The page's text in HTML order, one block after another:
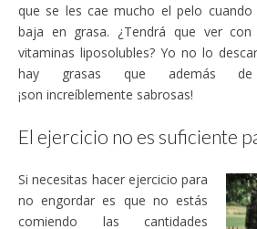
que se les cae mucho el pelo
baja en grasa. ¿Tendrá que ver
vitaminas liposolubles? Yo no lo
hay grasas que además de
¡son increíblemente sabrosas!
El ejercicio no es suficiente
Si necesitas hacer ejercicio para
no engordar es que no estás
comiendo las cantidades